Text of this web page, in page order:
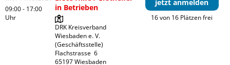
09:00 - 17:00
Uhr
in Betrieben
DRK Kreisverband
Wiesbaden e. V.
(Geschäftsstelle)
Flachstrasse  6
65197 Wiesbaden
jetzt anmelden
16 von 16 Plätzen frei